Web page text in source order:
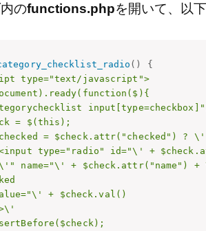
のfunctions.phpを開いて、以
( )
{
type="text/javascript">